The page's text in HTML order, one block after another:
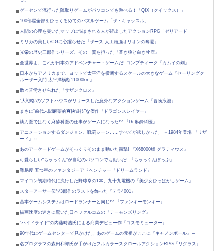
ゲーセンで流行った陣取りゲームがパソコンでも遊べる！「QIX（クイックス）」
100部屋全部をひっくるめてのパズルゲーム「ザ・キャッスル」
人間の心理を突いたマップに悩まされる人が続出したアクションRPG「ゼリアード」
ミリカの美しいCGに心躍らせた『ザース 人工頭脳オリオンの奪還』
光栄の歴史三部作シリーズ、その一翼を担った『蒼き狼と白き牝鹿』
全世界よ、これが日本のアドベンチャー・ゲームだ! コンプティーク『カムイの剣』
日本からアメリカまで、ヨットで太平洋を横断するスケールの大きなゲーム『セーリングク
ルーザー入門 太平洋横断11000km』
散々苦労させられた『サザンクロス』
“大戦略”のソフトハウスがリリースした意外なアクションゲーム『冒険浪漫』
まさに“前代未聞麻薬的爽快遊技”な傑作『ドラゴンスレイヤー』
執刀医ではなく麻酔科医の仕事がゲームになった!? 『Dr.麻酔科医』
アニメーションするダンジョン、戦闘シーン……すべてが眩しかった ～1984年登場 『リザ
ード』～
あのアーケードゲームがそっくりそのまま動いた衝撃! 『X68000版 グラディウス』
可愛らしい“ちゃっくん”が自宅のパソコンでも動いた! 『ちゃっくんぽっぷ』
難易度 五つ星のファンタジーアドベンチャー『ドリームランド』
マイコン初期時代に流行した野球拳の1本、九十九電機の『美少女ひっぱがしゲーム』
スターアーサー伝説3部作のラストを飾った『テラ4001』
基本ゲームシステムはロードランナーと同じ!? 『ファンキーモンキー』
描画速度の速さに驚いた日本ファルコムの『デーモンズリング』
“ハイドライド”の内藤時浩氏による商業デビュー作『コスモミューター』
90年代にゲームセンターで見かけた、あのゲームの元祖がここに『キャノンボール』～
名プログラマの森田和郎氏が手がけたフルカラースクロールアクションRPG『リグラス』